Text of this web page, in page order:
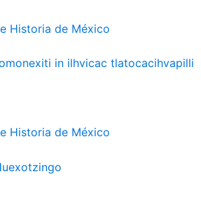
Historia de México
in ilhvicac tlatocacihvapilli
Historia de México